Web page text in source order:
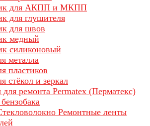
для АКПП и МКПП
для глушителя
для швов
медный
силиконовый
металла
пластиков
стёкол и зеркал
ремонта Permatex (Перматекс)
Ремонтные ленты